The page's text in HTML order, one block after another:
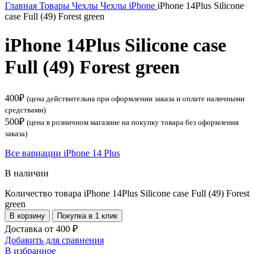
Главная Товары Чехлы Чехлы iPhone iPhone 14Plus Silicone
case Full (49) Forest green
iPhone 14Plus Silicone case
Full (49) Forest green
400₽ (цена действительна при оформлении заказа и оплате наличными
средствами)
500₽ (цена в розничном магазине на покупку товара без оформления
заказа)
Все вариации iPhone 14 Plus
В наличии
Количество товара iPhone 14Plus Silicone case Full (49) Forest
green
В корзину Покупка в 1 клик
Доставка от 400 ₽
Добавить для сравнения
В избранное